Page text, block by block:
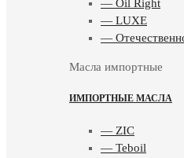
— Oil Right
— LUXE
—
Масла импортные
ИМПОРТНЫЕ МАСЛА
— ZIC
— Teboil